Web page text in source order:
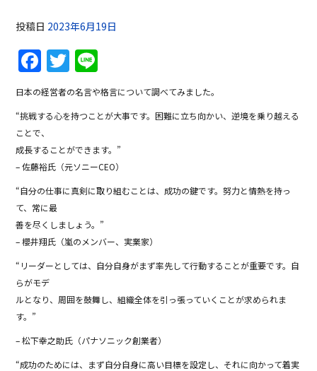
投稿日 2023年6月19日
F
a
c
e
b
o
o
k
T
w
itt
er
n
e
日本の経営者の名言や格言について調べてみました。
“挑戦する心を持つことが大事です。困難に立ち向かい、逆境を乗り越える
ことで、
成長することができます。”
– 佐藤裕氏（元ソニーCEO）
“自分の仕事に真剣に取り組むことは、成功の鍵です。努力と情熱を持っ
て、常に最
善を尽くしましょう。”
– 櫻井翔氏（嵐のメンバー、実業家）
“リーダーとしては、自分自身がまず率先して行動することが重要です。自
らがモデ
ルとなり、周囲を鼓舞し、組織全体を引っ張っていくことが求められま
す。”
– 松下幸之助氏（パナソニック創業者）
“成功のためには、まず自分自身に高い目標を設定し、それに向かって着実